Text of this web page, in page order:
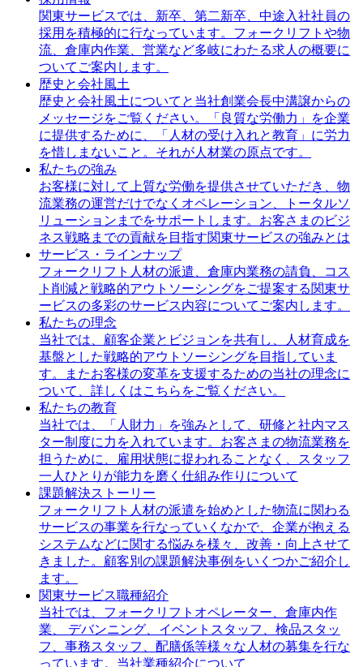
関東サービスでは、新卒、第二新卒、中途入社社員の
採用を積極的に行なっています。フォークリフトや物
流、倉庫内作業、営業など多岐にわたる求人の概要に
ついてご案内します。
歴史と会社風土
歴史と会社風土についてと当社創業会長中溝譲からの
メッセージをご覧ください。「良質な労働力」を企業
に提供するために、「人材の受け入れと教育」に労力
を惜しまないこと。それが人材業の原点です。
私たちの強み
お客様に対して上質な労働を提供させていただき、物
流業務の運営だけでなくオペレーション、トータルソ
リューションまでをサポートします。お客さまのビジ
ネス戦略までの貢献を目指す関東サービスの強みとは
サービス・ラインナップ
フォークリフト人材の派遣、倉庫内業務の請負、コス
ト削減と戦略的アウトソーシングをご提案する関東サ
ービスの多彩のサービス内容についてご案内します。
私たちの理念
当社では、顧客企業とビジョンを共有し、人材育成を
基盤とした戦略的アウトソーシングを目指していま
す。またお客様の変革を支援するための当社の理念に
ついて、詳しくはこちらをご覧ください。
私たちの教育
当社では、「人財力」を強みとして、研修と社内マス
ター制度に力を入れています。お客さまの物流業務を
担うために、雇用状態に捉われることなく、スタッフ
一人ひとりが能力を磨く仕組み作りについて
課題解決ストーリー
フォークリフト人材の派遣を始めとした物流に関わる
サービスの事業を行なっていくなかで、企業が抱える
システムなどに関する悩みを様々、改善・向上させて
きました。顧客別の課題解決事例をいくつかご紹介し
ます。
関東サービス職種紹介
当社では、フォークリフトオペレーター、倉庫内作
業、 デバンニング、イベントスタッフ、検品スタッ
フ、事務スタッフ、配膳係等様々な人材の募集を行な
っています。当社業種紹介について